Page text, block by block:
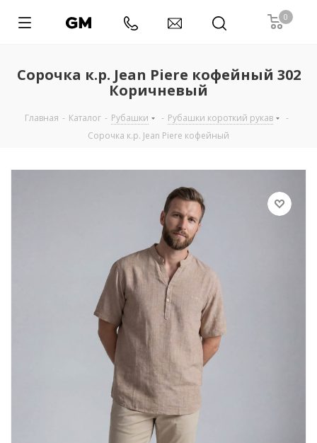
0
Сорочка к.р. Jean Piere кофейный 302
Коричневый
Главная - Каталог - Рубашки - Рубашки короткий рукав
-
Сорочка к.р. Jean Piere кофейный